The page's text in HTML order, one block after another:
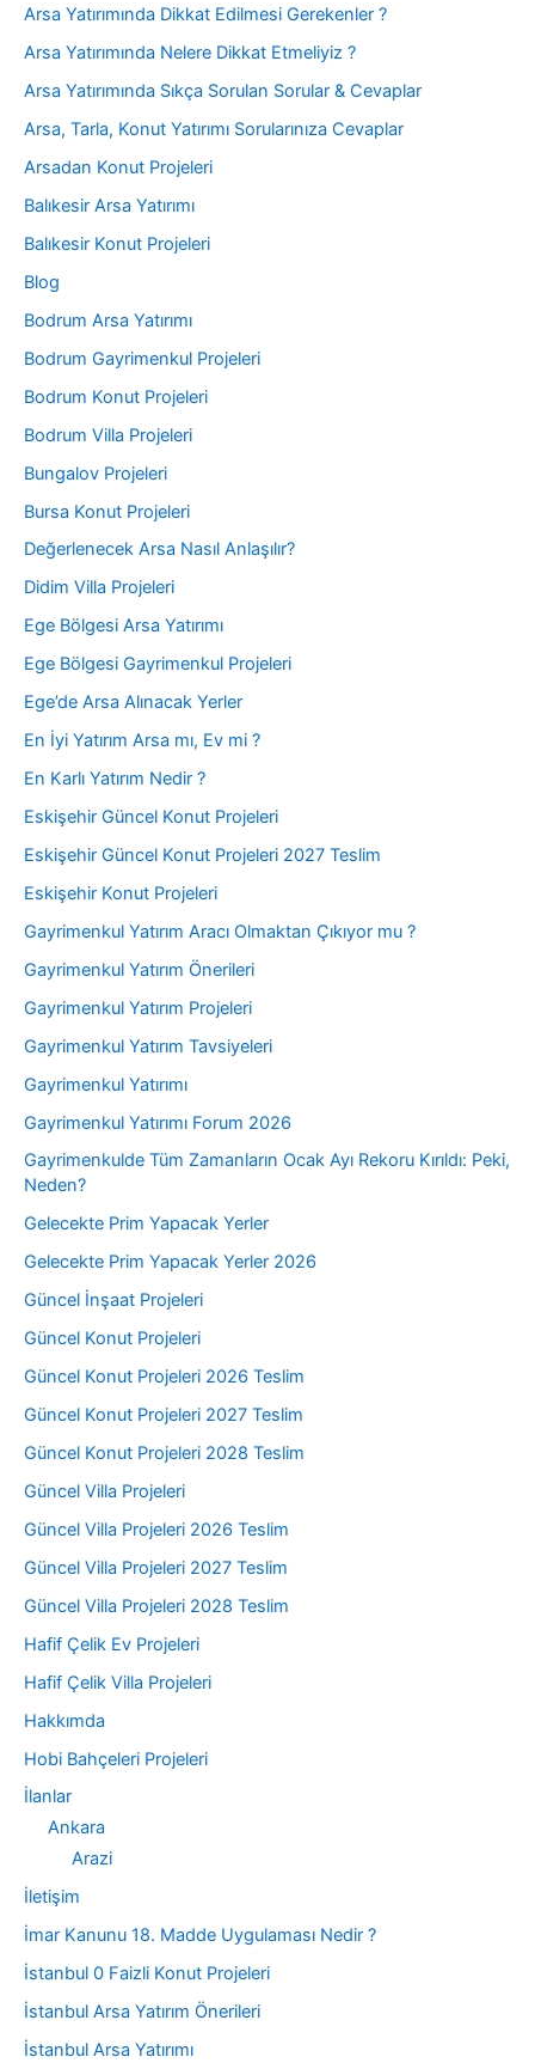
Arsa Yatırımında Dikkat Edilmesi Gerekenler ?
Arsa Yatırımında Nelere Dikkat Etmeliyiz ?
Arsa Yatırımında Sıkça Sorulan Sorular & Cevaplar
Arsa, Tarla, Konut Yatırımı Sorularınıza Cevaplar
Arsadan Konut Projeleri
Balıkesir Arsa Yatırımı
Balıkesir Konut Projeleri
Blog
Bodrum Arsa Yatırımı
Bodrum Gayrimenkul Projeleri
Bodrum Konut Projeleri
Bodrum Villa Projeleri
Bungalov Projeleri
Bursa Konut Projeleri
Değerlenecek Arsa Nasıl Anlaşılır?
Didim Villa Projeleri
Ege Bölgesi Arsa Yatırımı
Ege Bölgesi Gayrimenkul Projeleri
Ege’de Arsa Alınacak Yerler
En İyi Yatırım Arsa mı, Ev mi ?
En Karlı Yatırım Nedir ?
Eskişehir Güncel Konut Projeleri
Eskişehir Güncel Konut Projeleri 2027 Teslim
Eskişehir Konut Projeleri
Gayrimenkul Yatırım Aracı Olmaktan Çıkıyor mu ?
Gayrimenkul Yatırım Önerileri
Gayrimenkul Yatırım Projeleri
Gayrimenkul Yatırım Tavsiyeleri
Gayrimenkul Yatırımı
Gayrimenkul Yatırımı Forum 2026
Gayrimenkulde Tüm Zamanların Ocak Ayı Rekoru Kırıldı: Peki,
Neden?
Gelecekte Prim Yapacak Yerler
Gelecekte Prim Yapacak Yerler 2026
Güncel İnşaat Projeleri
Güncel Konut Projeleri
Güncel Konut Projeleri 2026 Teslim
Güncel Konut Projeleri 2027 Teslim
Güncel Konut Projeleri 2028 Teslim
Güncel Villa Projeleri
Güncel Villa Projeleri 2026 Teslim
Güncel Villa Projeleri 2027 Teslim
Güncel Villa Projeleri 2028 Teslim
Hafif Çelik Ev Projeleri
Hafif Çelik Villa Projeleri
Hakkımda
Hobi Bahçeleri Projeleri
İlanlar
Ankara
Arazi
İletişim
İmar Kanunu 18. Madde Uygulaması Nedir ?
İstanbul 0 Faizli Konut Projeleri
İstanbul Arsa Yatırım Önerileri
İstanbul Arsa Yatırımı